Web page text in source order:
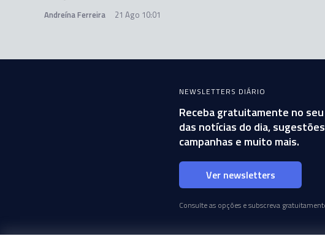
Andreína Ferreira 21 Ago 10:01
NEWSLETTERS DIÁRIO
Receba gratuitamente no
das notícias do dia,
campanhas e muito mais.
Ver newsletters
Consulte as opções e subscreva